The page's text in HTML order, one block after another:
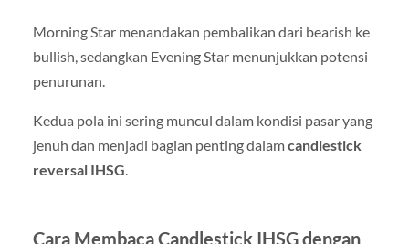
Morning Star menandakan pembalikan dari bearish ke
bullish, sedangkan Evening Star menunjukkan potensi
penurunan.
Kedua pola ini sering muncul dalam kondisi pasar yang
jenuh dan menjadi bagian penting dalamcandlestick
reversal IHSG.
Cara Membaca Candlestick IHSG dengan